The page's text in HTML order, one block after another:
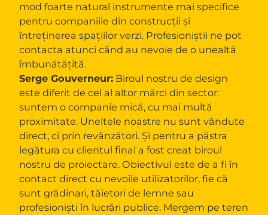
mod foarte natural instrumente mai specifice
pentru companiile din construcții și
întreținerea spațiilor verzi. Profesioniștii ne pot
contacta atunci când au nevoie de o unealtă
îmbunătățită.
Serge Gouverneur:Biroul nostru de design
este diferit de cel al altor mărci din sector:
suntem o companie mică, cu mai multă
proximitate. Uneltele noastre nu sunt vândute
direct, ci prin revânzători. Și pentru a păstra
legătura cu clientul final a fost creat biroul
nostru de proiectare. Obiectivul este de a fi în
contact direct cu nevoile utilizatorilor, fie că
sunt grădinari, tăietori de lemne sau
profesioniști în lucrări publice. Mergem pe teren